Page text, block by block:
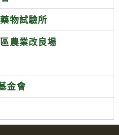
物試驗所
農業改良場
金會